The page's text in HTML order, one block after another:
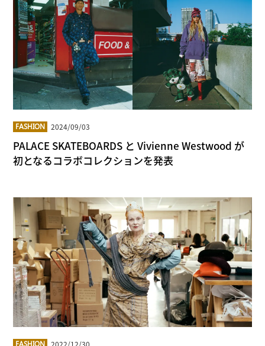
FASHION 2024/09/03
PALACE SKATEBOARDS と Vivienne Westwood が
初となるコラボコレクションを発表
FASHION